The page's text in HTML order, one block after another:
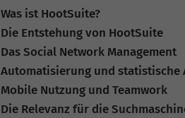
Was ist HootSuite?
Die Entstehung von HootSuite
Das Social Network Management
Automatisierung und statistische
Mobile Nutzung und Teamwork
Die Relevanz für die